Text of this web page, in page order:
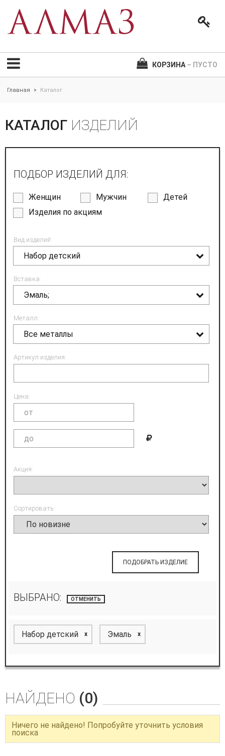
КОРЗИНА – ПУСТО
Главная > Каталог
КАТАЛОГ ИЗДЕЛИЙ
ПОДБОР ИЗДЕЛИЙ ДЛЯ:
Женщин Мужчин
Детей
Изделия по акциям
Вид изделий:
Набор детский
Вставка:
Эмаль;
Металл:
Все металлы
Артикул изделия:
Цена:
Акция:
Сортировать:
ПОДОБРАТЬ ИЗДЕЛИЕ
ВЫБРАНО: ОТМЕНИТЬ
Набор детский x Эмаль x
НАЙДЕНО (0)
Ничего не найдено! Попробуйте уточнить условия
поиска